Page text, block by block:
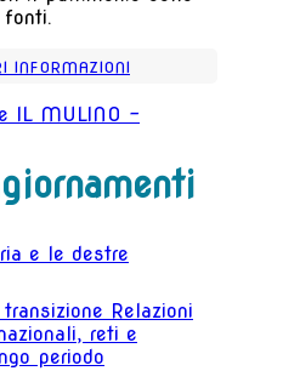
fonti.
INFORMAZIONI
IL MULINO -
e le destre
Relazioni
reti e
periodo